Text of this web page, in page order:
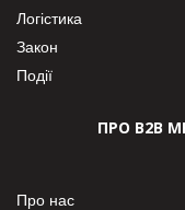
Логістика
Закон
Події
ПРО В2В
Про нас